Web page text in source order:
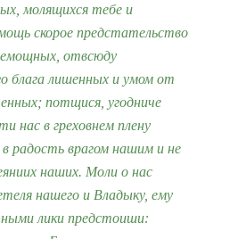
молящихся тебе и
скорое предстательство
отвсюду
блага лишенных и умом от
потщися, угодниче
нас в греховнем плену
радость врагом нашим и не
наших. Моли о нас
нашего и Владыку, ему
лики предстоиши: